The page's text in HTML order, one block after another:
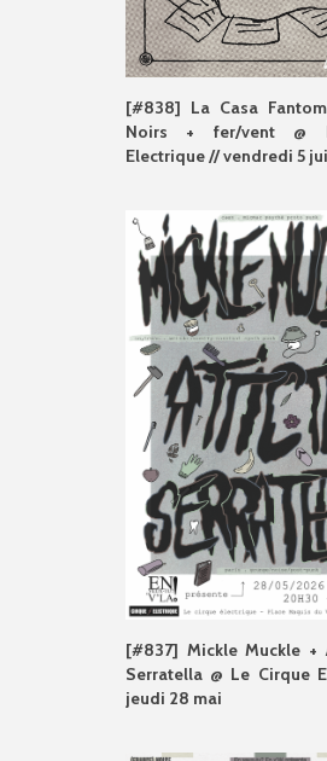
[#838] La Casa
Noirs + fer/vent @
Electrique // vendredi 5
[#837] Mickle Muckle +
Serratella @ Le Cirque
jeudi 28 mai